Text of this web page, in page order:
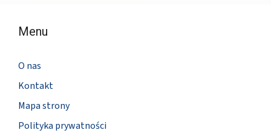
Menu
O nas
Kontakt
Mapa strony
Polityka prywatności